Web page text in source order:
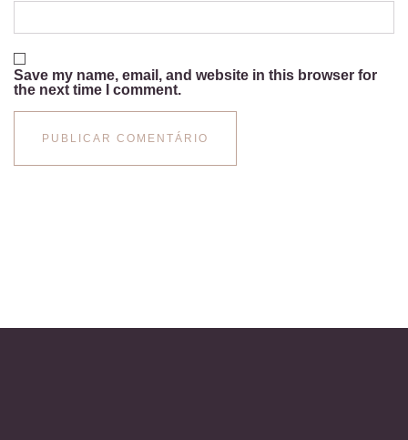
Save my name, email, and website in this browser for
the next time I comment.